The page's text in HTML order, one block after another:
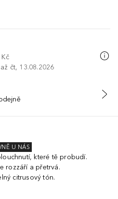
čt, 13.08.2026
DO KOŠÍKU
U NÁS
které tě probudí.
rozzáří a přetrvá.
citrusový tón.